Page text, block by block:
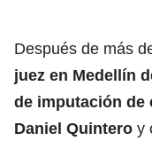
Después de más
juez en Medellín
de imputación de
Daniel Quintero y